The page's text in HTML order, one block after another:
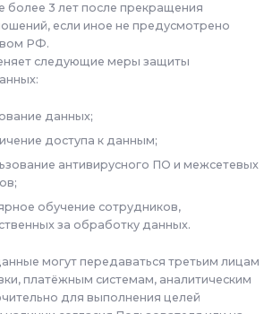
более 3 лет после прекращения
если иное не предусмотрено
РФ.
следующие меры защиты
данных;
доступа к данным;
антивирусного ПО и межсетевых
обучение сотрудников,
за обработку данных.
могут передаваться третьим лицам
платёжным системам, аналитическим
для выполнения целей